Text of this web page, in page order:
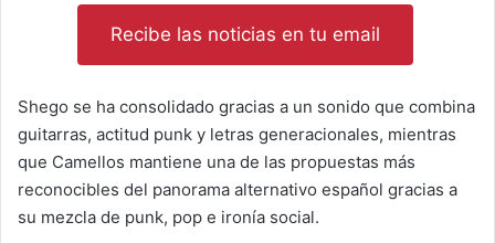
Recibe las noticias en tu email
Shego se ha consolidado gracias a un sonido que combina
guitarras, actitud punk y letras generacionales, mientras
que Camellos mantiene una de las propuestas más
reconocibles del panorama alternativo español gracias a
su mezcla de punk, pop e ironía social.